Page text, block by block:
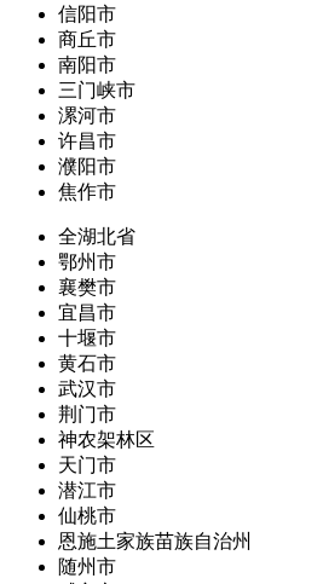
信阳市
商丘市
南阳市
三门峡市
漯河市
许昌市
濮阳市
焦作市
全湖北省
鄂州市
襄樊市
宜昌市
十堰市
黄石市
武汉市
荆门市
神农架林区
天门市
潜江市
仙桃市
恩施土家族苗族自治州
随州市